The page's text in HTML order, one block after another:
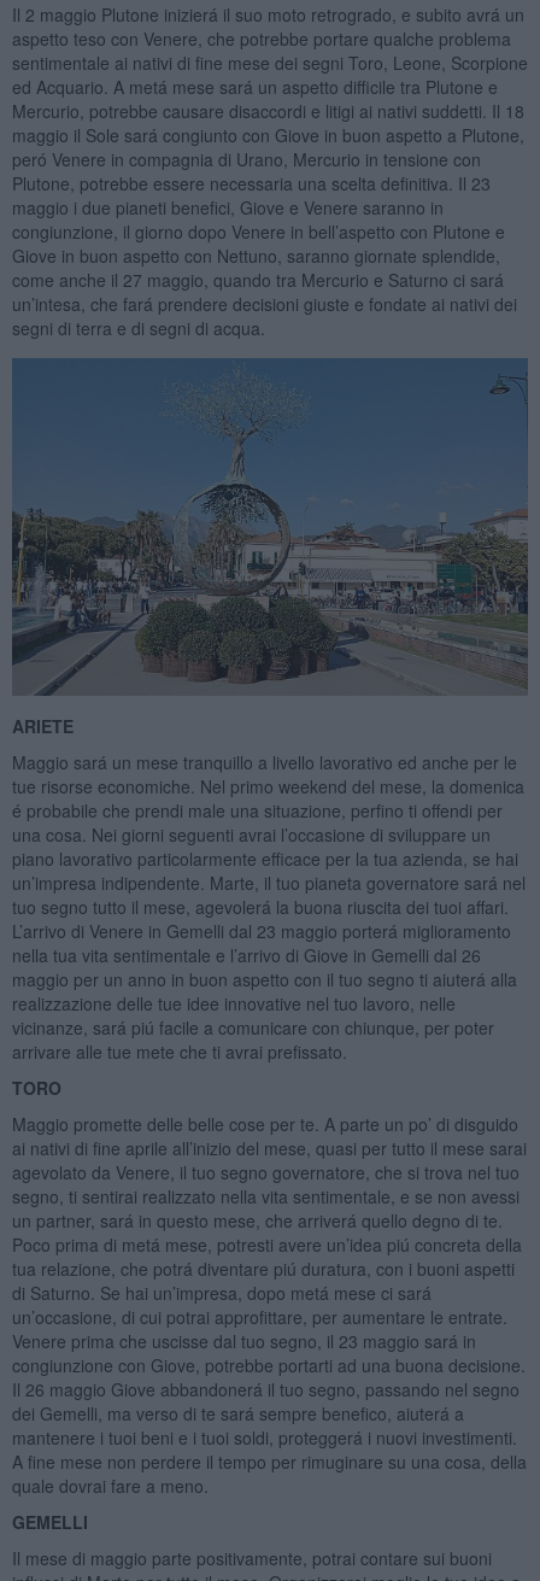
Il 2 maggio Plutone inizierá il suo moto retrogrado, e subito avrá un
aspetto teso con Venere, che potrebbe portare qualche problema
sentimentale ai nativi di fine mese dei segni Toro, Leone, Scorpione
ed Acquario. A metá mese sará un aspetto difficile tra Plutone e
Mercurio, potrebbe causare disaccordi e litigi ai nativi suddetti. Il 18
maggio il Sole sará congiunto con Giove in buon aspetto a Plutone,
peró Venere in compagnia di Urano, Mercurio in tensione con
Plutone, potrebbe essere necessaria una scelta definitiva. Il 23
maggio i due pianeti benefici, Giove e Venere saranno in
congiunzione, il giorno dopo Venere in bell’aspetto con Plutone e
Giove in buon aspetto con Nettuno, saranno giornate splendide,
come anche il 27 maggio, quando tra Mercurio e Saturno ci sará
un’intesa, che fará prendere decisioni giuste e fondate ai nativi dei
segni di terra e di segni di acqua.
ARIETE
Maggio sará un mese tranquillo a livello lavorativo ed anche per le
tue risorse economiche. Nel primo weekend del mese, la domenica
é probabile che prendi male una situazione, perfino ti offendi per
una cosa. Nei giorni seguenti avrai l’occasione di sviluppare un
piano lavorativo particolarmente efficace per la tua azienda, se hai
un’impresa indipendente. Marte, il tuo pianeta governatore sará nel
tuo segno tutto il mese, agevolerá la buona riuscita dei tuoi affari.
L’arrivo di Venere in Gemelli dal 23 maggio porterá miglioramento
nella tua vita sentimentale e l’arrivo di Giove in Gemelli dal 26
maggio per un anno in buon aspetto con il tuo segno ti aiuterá alla
realizzazione delle tue idee innovative nel tuo lavoro, nelle
vicinanze, sará piú facile a comunicare con chiunque, per poter
arrivare alle tue mete che ti avrai prefissato.
TORO
Maggio promette delle belle cose per te. A parte un po’ di disguido
ai nativi di fine aprile all’inizio del mese, quasi per tutto il mese sarai
agevolato da Venere, il tuo segno governatore, che si trova nel tuo
segno, ti sentirai realizzato nella vita sentimentale, e se non avessi
un partner, sará in questo mese, che arriverá quello degno di te.
Poco prima di metá mese, potresti avere un’idea piú concreta della
tua relazione, che potrá diventare piú duratura, con i buoni aspetti
di Saturno. Se hai un’impresa, dopo metá mese ci sará
un’occasione, di cui potrai approfittare, per aumentare le entrate.
Venere prima che uscisse dal tuo segno, il 23 maggio sará in
congiunzione con Giove, potrebbe portarti ad una buona decisione.
Il 26 maggio Giove abbandonerá il tuo segno, passando nel segno
dei Gemelli, ma verso di te sará sempre benefico, aiuterá a
mantenere i tuoi beni e i tuoi soldi, proteggerá i nuovi investimenti.
A fine mese non perdere il tempo per rimuginare su una cosa, della
quale dovrai fare a meno.
GEMELLI
Il mese di maggio parte positivamente, potrai contare sui buoni